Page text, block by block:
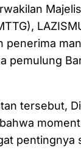
Majelis
penerima
pemulung
tersebut,
pentingnya